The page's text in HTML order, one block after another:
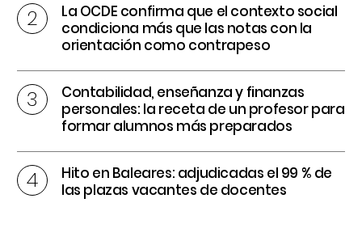
La OCDE confirma que el contexto social
condiciona más que las notas con la
orientación como contrapeso
Contabilidad, enseñanza y finanzas
personales: la receta de un profesor para
formar alumnos más preparados
Hito en Baleares: adjudicadas el 99 % de
las plazas vacantes de docentes